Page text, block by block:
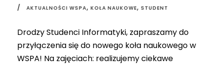
AKTUALNOŚCI WSPA, KOŁA NAUKOWE, STUDENT
Drodzy Studenci Informatyki, zapraszamy do
przyłączenia się do nowego koła naukowego w
WSPA! Na zajęciach: realizujemy ciekawe